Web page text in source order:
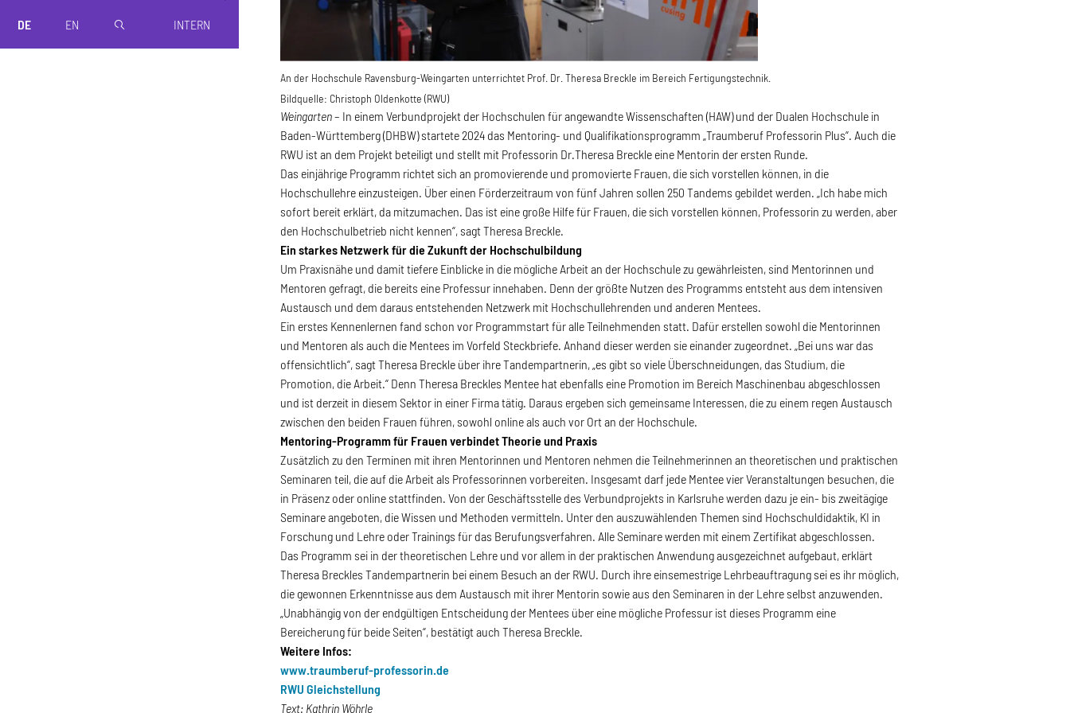
DE EN magnifier INTERN
An der Hochschule Ravensburg-Weingarten unterrichtet Prof. Dr. Theresa Breckle im Bereich Fertigungstechnik.
Bildquelle: Christoph Oldenkotte (RWU)
Weingarten– In einem Verbundprojekt der Hochschulen für angewandte Wissenschaften (HAW) und der Dualen Hochschule in
Baden-Württemberg (DHBW) startete 2024 das Mentoring- und Qualifikationsprogramm „Traumberuf Professorin Plus“. Auch die
RWU ist an dem Projekt beteiligt und stellt mit Professorin Dr.Theresa Breckle eine Mentorin der ersten Runde.
Das einjährige Programm richtet sich an promovierende und promovierte Frauen, die sich vorstellen können, in die
Hochschullehre einzusteigen. Über einen Förderzeitraum von fünf Jahren sollen 250 Tandems gebildet werden. „Ich habe mich
sofort bereit erklärt, da mitzumachen. Das ist eine große Hilfe für Frauen, die sich vorstellen können, Professorin zu werden, aber
den Hochschulbetrieb nicht kennen“, sagt Theresa Breckle.
Ein starkes Netzwerk für die Zukunft der Hochschulbildung
Um Praxisnähe und damit tiefere Einblicke in die mögliche Arbeit an der Hochschule zu gewährleisten, sind Mentorinnen und
Mentoren gefragt, die bereits eine Professur innehaben. Denn der größte Nutzen des Programms entsteht aus dem intensiven
Austausch und dem daraus entstehenden Netzwerk mit Hochschullehrenden und anderen Mentees.
Ein erstes Kennenlernen fand schon vor Programmstart für alle Teilnehmenden statt. Dafür erstellen sowohl die Mentorinnen
und Mentoren als auch die Mentees im Vorfeld Steckbriefe. Anhand dieser werden sie einander zugeordnet. „Bei uns war das
offensichtlich“, sagt Theresa Breckle über ihre Tandempartnerin, „es gibt so viele Überschneidungen, das Studium, die
Promotion, die Arbeit.“ Denn Theresa Breckles Mentee hat ebenfalls eine Promotion im Bereich Maschinenbau abgeschlossen
und ist derzeit in diesem Sektor in einer Firma tätig. Daraus ergeben sich gemeinsame Interessen, die zu einem regen Austausch
zwischen den beiden Frauen führen, sowohl online als auch vor Ort an der Hochschule.
Mentoring-Programm für Frauen verbindet Theorie und Praxis
Zusätzlich zu den Terminen mit ihren Mentorinnen und Mentoren nehmen die Teilnehmerinnen an theoretischen und praktischen
Seminaren teil, die auf die Arbeit als Professorinnen vorbereiten. Insgesamt darf jede Mentee vier Veranstaltungen besuchen, die
in Präsenz oder online stattfinden. Von der Geschäftsstelle des Verbundprojekts in Karlsruhe werden dazu je ein- bis zweitägige
Seminare angeboten, die Wissen und Methoden vermitteln. Unter den auszuwählenden Themen sind Hochschuldidaktik, KI in
Forschung und Lehre oder Trainings für das Berufungsverfahren. Alle Seminare werden mit einem Zertifikat abgeschlossen.
Das Programm sei in der theoretischen Lehre und vor allem in der praktischen Anwendung ausgezeichnet aufgebaut, erklärt
Theresa Breckles Tandempartnerin bei einem Besuch an der RWU. Durch ihre einsemestrige Lehrbeauftragung sei es ihr möglich,
die gewonnen Erkenntnisse aus dem Austausch mit ihrer Mentorin sowie aus den Seminaren in der Lehre selbst anzuwenden.
„Unabhängig von der endgültigen Entscheidung der Mentees über eine mögliche Professur ist dieses Programm eine
Bereicherung für beide Seiten“, bestätigt auch Theresa Breckle.
Weitere Infos:
www.traumberuf-professorin.de
RWU Gleichstellung
Text: Kathrin Wöhrle